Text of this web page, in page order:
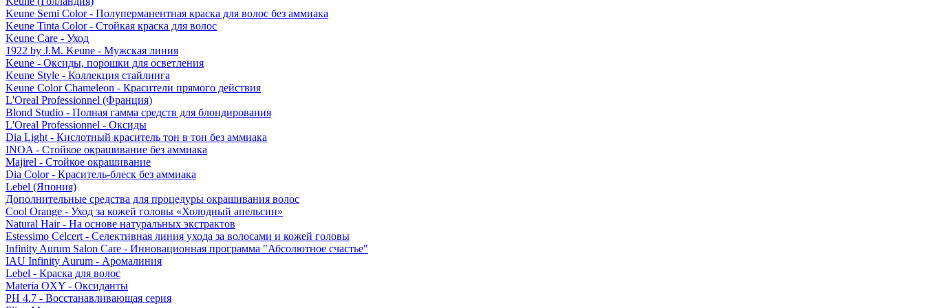
Keune Semi Color - Полуперманентная краска для волос без аммиака
Keune Tinta Color - Стойкая краска для волос
Keune Care - Уход
1922 by J.M. Keune - Мужская линия
Keune - Оксиды, порошки для осветления
Keune Style - Коллекция стайлинга
Keune Color Chameleon - Красители прямого действия
L'Oreal Professionnel (Франция)
Blond Studio - Полная гамма средств для блондирования
L'Oreal Professionnel - Оксиды
Dia Light - Кислотный краситель тон в тон без аммиака
INOA - Стойкое окрашивание без аммиака
Majirel - Стойкое окрашивание
Dia Color - Краситель-блеск без аммиака
Lebel (Япония)
Дополнительные средства для процедуры окрашивания волос
Cool Orange - Уход за кожей головы «Холодный апельсин»
Natural Hair - На основе натуральных экстрактов
Estessimo Celcert - Селективная линия ухода за волосами и кожей головы
Infinity Aurum Salon Care - Инновационная программа "Абсолютное счастье"
IAU Infinity Aurum - Аромалиния
Lebel - Краска для волос
Materia OXY - Оксиданты
PH 4.7 - Восстанавливающая серия